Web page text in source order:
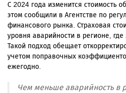
С 2024 года изменится стоимость
этом сообщили в Агентстве по
финансового рынка. Страховая
уровня аварийности в регионе, где
Такой подход обещает
учетом поправочных
ежегодно.
Чем меньше аварийность в